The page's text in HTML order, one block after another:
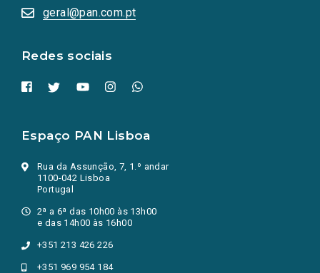
geral@pan.com.pt
Redes sociais
numa
nova
Espaço PAN Lisboa
Rua da Assunção, 7, 1.º andar
1100-042 Lisboa
Portugal
2ª a 6ª das 10h00 às 13h00
e das 14h00 às 16h00
+351 213 426 226
+351 969 954 184